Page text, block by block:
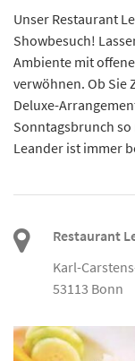
Unser Restaurant
Showbesuch!
Ambiente mit
verwöhnen. Ob Sie
Deluxe-
Sonntagsbrunch
Leander ist immer
Restaurant
Karl-
53113 Bonn